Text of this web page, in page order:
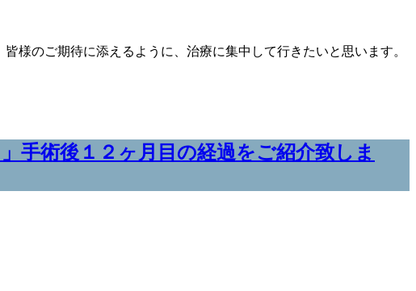
様のご期待に添えるように、治療に集中して行きたいと思います。
手術後１２ヶ月目の経過をご紹介致しま